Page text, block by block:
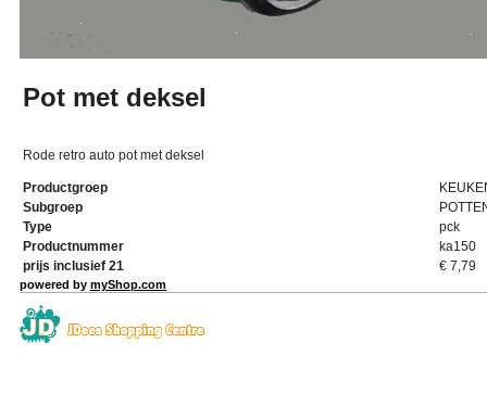
Pot met deksel
Rode retro auto pot met deksel
Productgroep
Subgroep
Type
pck
Productnummer
ka150
prijs inclusief 21
€ 7,79
powered by myShop.com